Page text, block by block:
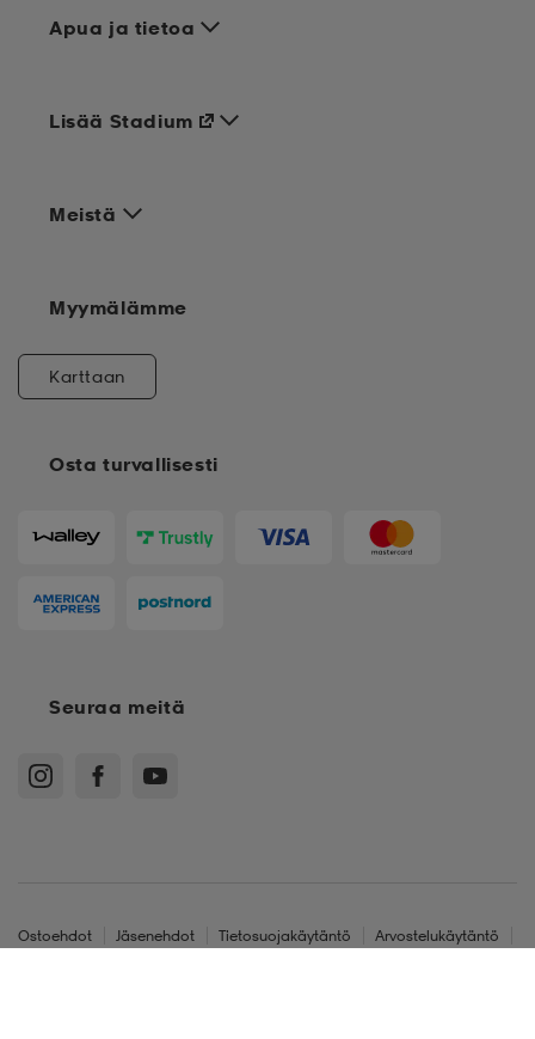
Apua ja tietoa
Meistä
Osta turvallisesti
Lisää Stadium
Myymälämme
Karttaan
Seuraa meitä
Ostoehdot Jäsenehdot Tietosuojakäytäntö
Arvostelukäytäntö